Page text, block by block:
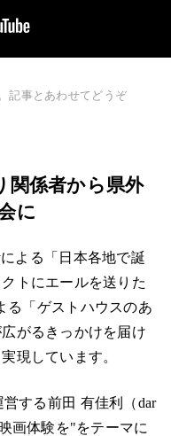
記事とあわせてどうぞ
関係者から県外
に
よる「日本各地で誕
トにエールを送りた
る「ゲストハウスのあ
がるきっかけを届け
現しています。
する前田 有佳利（dar
画体験を"をテーマに